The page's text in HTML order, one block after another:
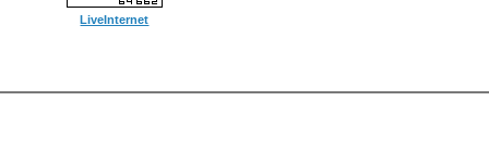
LiveInternet